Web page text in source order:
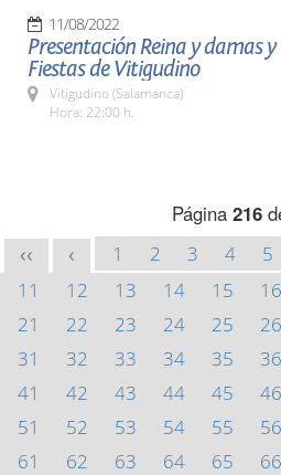
11/08/2022
Presentación Reina y damas y
Fiestas de Vitigudino
Vitigudino (Salamanca)
Hora: 22:00 h.
Página 216
<< < 1 2 3 4 5
11
12 13 14 15 16
21
22 23 24 25 26
31
32 33 34 35 36
41
42 43 44 45 46
51
52 53 54 55 56
61
62 63 64 65 66